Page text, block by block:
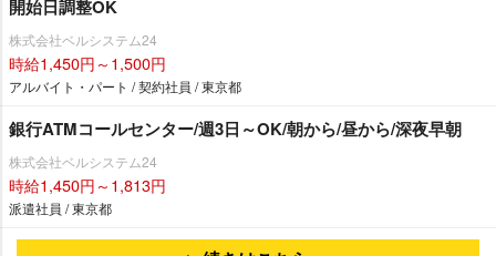
開始日調整OK
株式会社ベルシステム24
時給1,450円～1,500円
アルバイト・パート / 契約社員 / 東京都
銀行ATMコールセンター/週3日～OK/朝から/昼から/深夜早朝
株式会社ベルシステム24
時給1,450円～1,813円
派遣社員 / 東京都